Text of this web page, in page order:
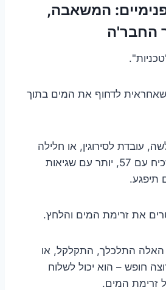
המשאבה,
החבר'ה
לדחוף את המים בתוך
עובדת לסירוגין, או חלילה
שבקה חיים (פחות שכיח עם 57, יותר עם שגיאות
תיפגע.
את זרימת המים והלחץ.
האלה התלכלך, התקלקל, או
חופש – הוא יכול לשלוח
זרימת המים.